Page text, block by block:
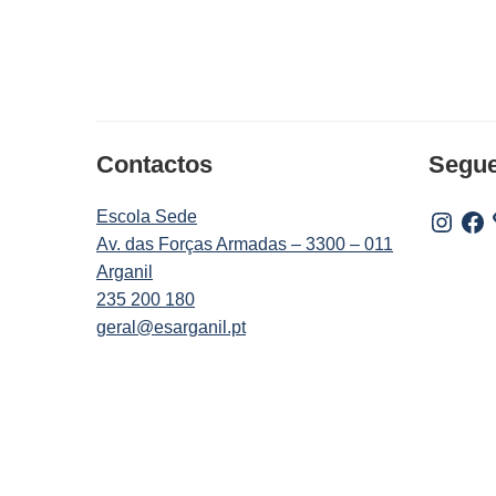
Contactos
Escola Sede
Av. das Forças Armadas – 3300 – 011
Arganil
235 200 180
geral@esarganil.pt